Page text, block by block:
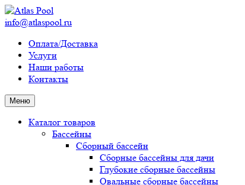
info@atlaspool.ru
Оплата/Доставка
Услуги
Наши работы
Контакты
Меню
Каталог товаров
Бассейны
Сборный бассейн
Сборные бассейны для дачи
Глубокие сборные бассейны
Овальные сборные бассейны